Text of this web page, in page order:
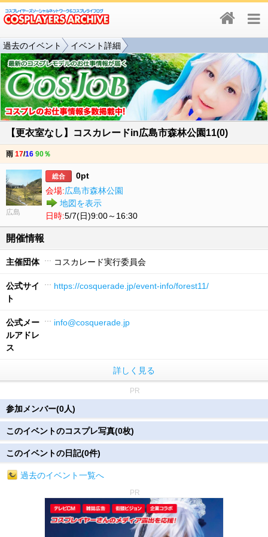
過去のイベント イベント詳細
【更衣室なし】コスカレードin広島市森林公園11(0)
雨 17/16 90％
広島
総合
0pt
会場:広島市森林公園
地図を表示
日時:5/7(日)9:00～16:30
開催情報
主催団体 コスカレード実行委員会
公式サイ
ト
https://cosquerade.jp/event-info/forest11/
公式メー
ルアドレ
ス
info@cosquerade.jp
詳しく見る
PR
参加メンバー(0人)
このイベントのコスプレ写真(0枚)
このイベントの日記(0件)
過去のイベント一覧へ
PR